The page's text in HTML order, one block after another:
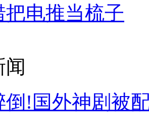
把电推当梳子
闻
倒!国外神剧被